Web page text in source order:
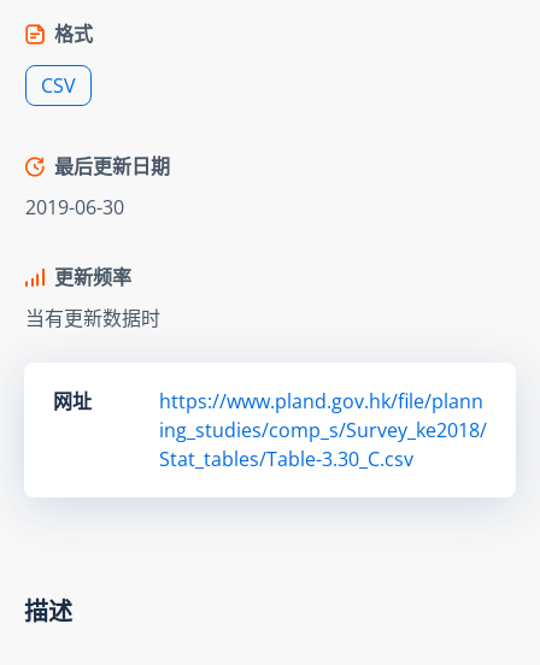
格式
CSV
最后更新日期
2019-06-30
更新频率
当有更新数据时
网址
https://www.pland.gov.hk/file/plann
ing_studies/comp_s/Survey_ke2018/
Stat_tables/Table-3.30_C.csv
描述